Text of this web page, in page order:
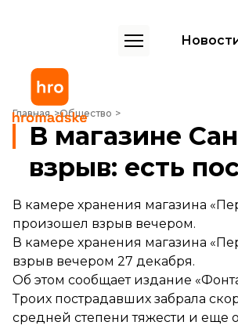
Главная Общество
В магазине Санкт-Петербурга произошел
В магазине
взрыв: есть
В камере хранения магазина
произошел взрыв вечером.
В камере хранения магазина
взрыв вечером 27 декабря.
Об этом сообщаетиздание
Троих пострадавших забрала
средней степени тяжести и еще